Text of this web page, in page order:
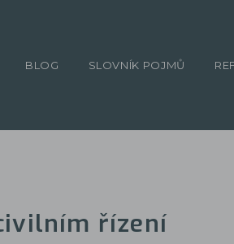
řízení
BLOG SLOVNÍK POJMŮ